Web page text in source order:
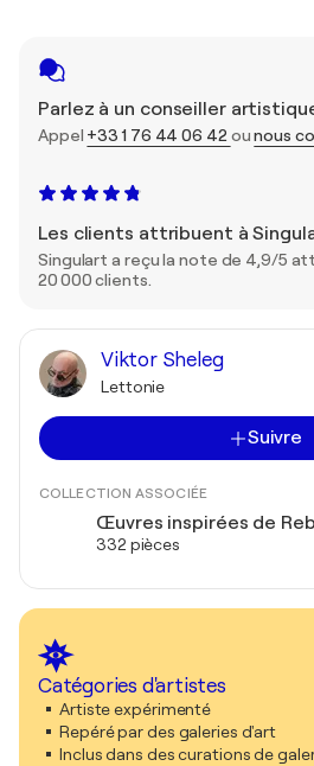
Parlez à un conseiller
Appel +33 1 76 44 06 42ounous
Les clients attribuent à
Singulart a reçu la note de 4,9/5
20 000 clients.
Viktor Sheleg
Lettonie
Suivre
COLLECTION ASSOCIÉE
Œuvres inspirées de
332 pièces
Catégories d'artistes
Artiste expérimenté
Repéré par des galeries d'art
Inclus dans des curations de